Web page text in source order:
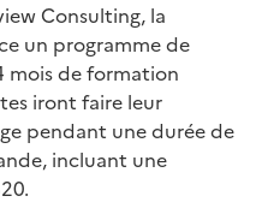
Consulting, la
un programme de
mois de formation
iront faire leur
pendant une durée de
incluant une